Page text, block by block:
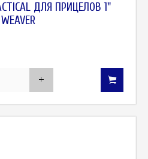
ДЛЯ ПРИЦЕЛОВ 1"